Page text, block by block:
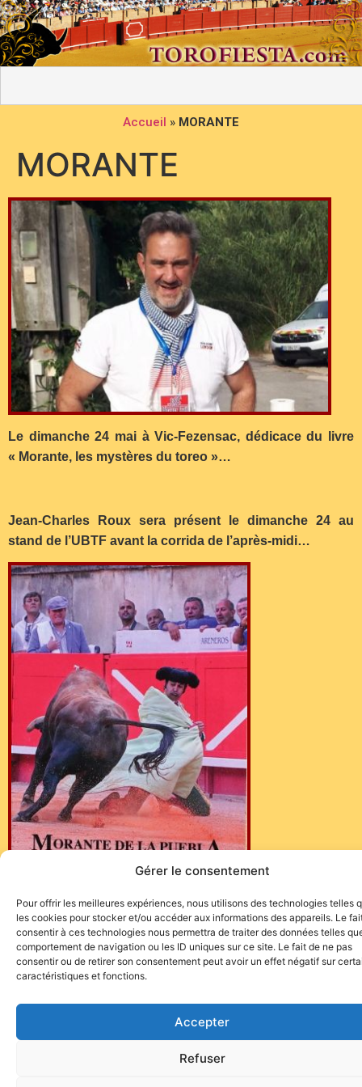
Gérer le consentement
Pour offrir les meilleures expériences, nous utilisons des technologies telles
les cookies pour stocker et/ou accéder aux informations des appareils. Le
consentir à ces technologies nous permettra de traiter des données telles
comportement de navigation ou les ID uniques sur ce site. Le fait de ne pas
consentir ou de retirer son consentement peut avoir un effet négatif sur
caractéristiques et fonctions.
Accepter
Refuser
Accueil » MORANTE
MORANTE
Le dimanche 24 mai à Vic-Fezensac, dédicace du livre
« Morante, les mystères du toreo »…
Jean-Charles Roux sera présent le dimanche 24 au
stand de l’UBTF avant la corrida de l’après-midi…
Site de l'association TOROFIESTA